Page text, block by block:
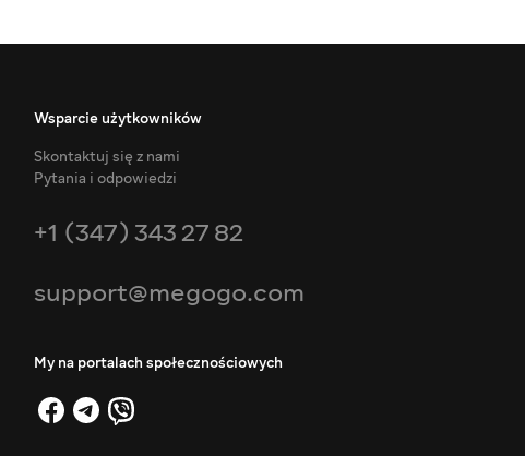
Wsparcie użytkowników
Skontaktuj się z nami
Pytania i odpowiedzi
+1 (347) 343 27 82
support@megogo.com
My na portalach społecznościowych